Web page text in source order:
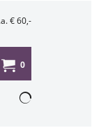
€ 60,-
0